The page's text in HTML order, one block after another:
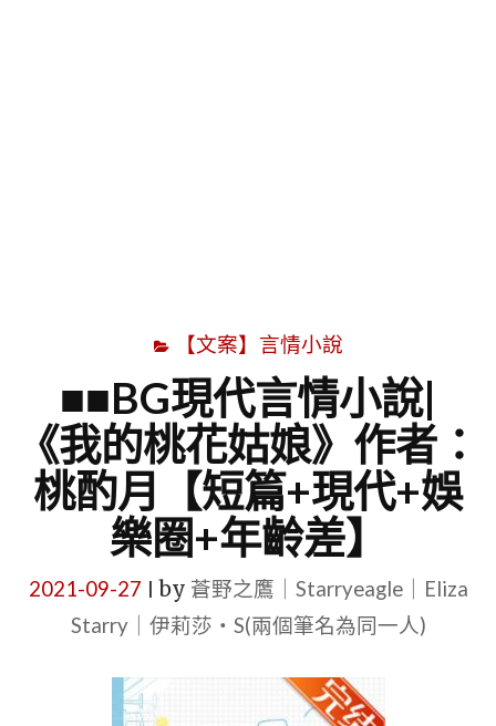
【文案】言情小說
■■BG現代言情小說|
《我的桃花姑娘》作者：
桃酌月【短篇+現代+娛
樂圈+年齡差】
2021-09-27 by 蒼野之鷹｜Starryeagle｜Eliza
Starry｜伊莉莎・S(兩個筆名為同一人)